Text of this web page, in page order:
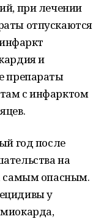
при лечении
отпускаются
и
препараты
с инфарктом
год после
на
самым опасным.
у